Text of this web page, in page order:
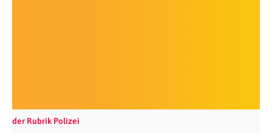
der Rubrik Polizei